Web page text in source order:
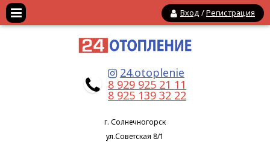
Вход /Регистрация
24.otoplenie
8 929 925 21 11
8 925 139 32 22
г. Солнечногорск
ул.Советская 8/1